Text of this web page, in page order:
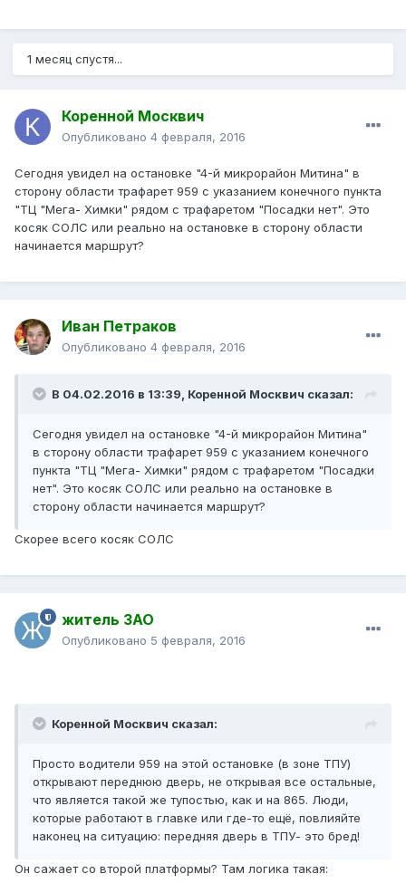
1 месяц спустя...
Коренной Москвич
Опубликовано 4 февраля, 2016
Сегодня увидел на остановке "4-й микрорайон Митина" в
сторону области трафарет 959 с указанием конечного пункта
"ТЦ "Мега- Химки" рядом с трафаретом "Посадки нет". Это
косяк СОЛС или реально на остановке в сторону области
начинается маршрут?
Иван Петраков
Опубликовано 4 февраля, 2016
В 04.02.2016 в 13:39, Коренной Москвич сказал:
Сегодня увидел на остановке "4-й микрорайон Митина"
в сторону области трафарет 959 с указанием конечного
пункта "ТЦ "Мега- Химки" рядом с трафаретом "Посадки
нет". Это косяк СОЛС или реально на остановке в
сторону области начинается маршрут?
Скорее всего косяк СОЛС
житель ЗАО
Опубликовано 5 февраля, 2016
Коренной Москвич сказал:
Просто водители 959 на этой остановке (в зоне ТПУ)
открывают переднюю дверь, не открывая все остальные,
что является такой же тупостью, как и на 865. Люди,
которые работают в главке или где-то ещё, повлияйте
наконец на ситуацию: передняя дверь в ТПУ- это бред!
Он сажает со второй платформы? Там логика такая: